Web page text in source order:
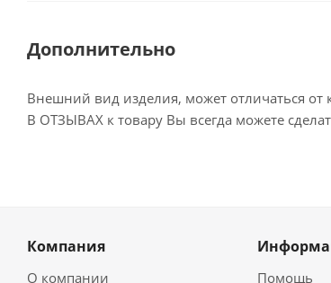
Дополнительно
Внешний вид изделия, может отличаться от
В ОТЗЫВАХ к товару Вы всегда можете
Компания
О компании Помощь